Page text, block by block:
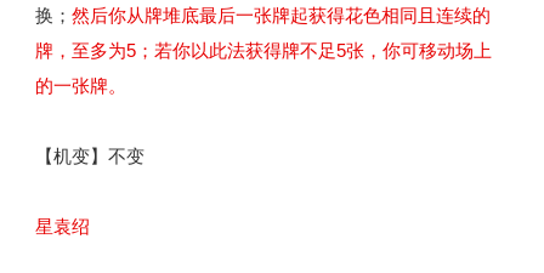
换；然后你从牌堆底最后一张牌起获得花色相同且连续的
牌，至多为5；若你以此法获得牌不足5张，你可移动场上
的一张牌。
【机变】不变
星袁绍